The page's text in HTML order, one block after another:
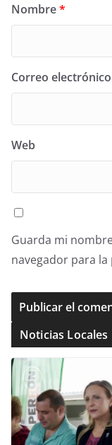
Nombre*
Correo electrónico
Web
Guarda mi
navegador para
Noticias Locales